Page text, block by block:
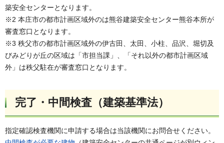
築安全センターとなります。
※2 本庄市の都市計画区域外のは熊谷建築安全センター熊谷本所が
審査窓口となります。
※3 秩父市の都市計画区域外の伊古田、太田、小柱、品沢、堀切及
びみどりが丘の区域は「市担当課」、「それ以外の都市計画区域
外」は秩父駐在が審査窓口となります。
完了・中間検査（建築基準法）
指定確認検査機関に申請する場合は当該機関にお問合せください。